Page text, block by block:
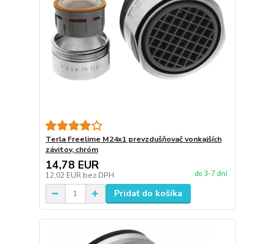
Terla Freelime M24x1 prevzdušňovač vonkajších
závitov, chróm
14,78 EUR
12,02 EUR bez DPH do 3-7 dní
Pridať do košíka